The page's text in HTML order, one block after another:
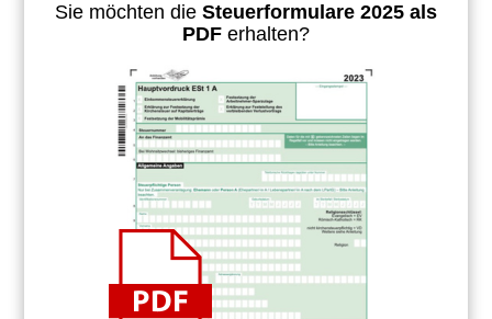
Sie möchten die Steuerformulare 2025 als
PDF erhalten?